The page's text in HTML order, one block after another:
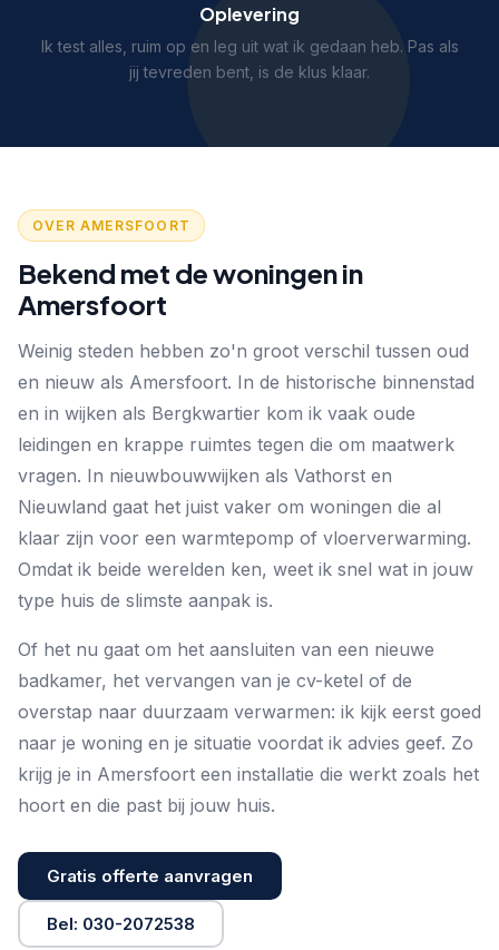
Oplevering
Ik test alles, ruim op en leg uit wat ik gedaan heb. Pas als
jij tevreden bent, is de klus klaar.
OVER AMERSFOORT
Bekend met de woningen in
Amersfoort
Weinig steden hebben zo'n groot verschil tussen oud
en nieuw als Amersfoort. In de historische binnenstad
en in wijken als Bergkwartier kom ik vaak oude
leidingen en krappe ruimtes tegen die om maatwerk
vragen. In nieuwbouwwijken als Vathorst en
Nieuwland gaat het juist vaker om woningen die al
klaar zijn voor een warmtepomp of vloerverwarming.
Omdat ik beide werelden ken, weet ik snel wat in jouw
type huis de slimste aanpak is.
Of het nu gaat om het aansluiten van een nieuwe
badkamer, het vervangen van je cv-ketel of de
overstap naar duurzaam verwarmen: ik kijk eerst goed
naar je woning en je situatie voordat ik advies geef. Zo
krijg je in Amersfoort een installatie die werkt zoals het
hoort en die past bij jouw huis.
Gratis offerte aanvragen
Bel: 030-2072538